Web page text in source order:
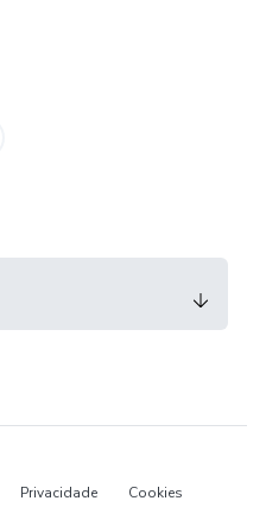
Privacidade Cookies